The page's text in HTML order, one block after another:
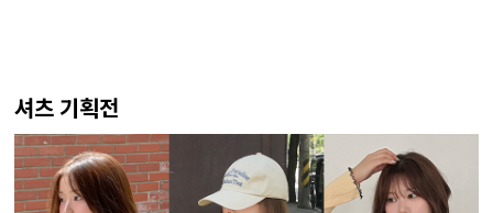
셔츠 기획전